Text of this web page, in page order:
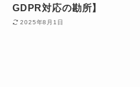
GDPR対応の勘所】
2025年8月1日